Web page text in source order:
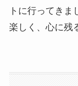
トに行ってき
楽しく、心に残